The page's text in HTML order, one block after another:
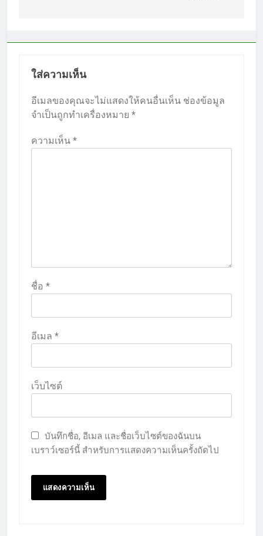
ใส่ความเห็น
อีเมลของคุณจะไม่แสดงให้คนอื่นเห็น ช่องข้อมูล
จำเป็นถูกทำเครื่องหมาย *
ความเห็น *
ชื่อ *
อีเมล *
เว็บไซต์
บันทึกชื่อ, อีเมล และชื่อเว็บไซต์ของฉันบน
เบราว์เซอร์นี้ สำหรับการแสดงความเห็นครั้งถัดไป